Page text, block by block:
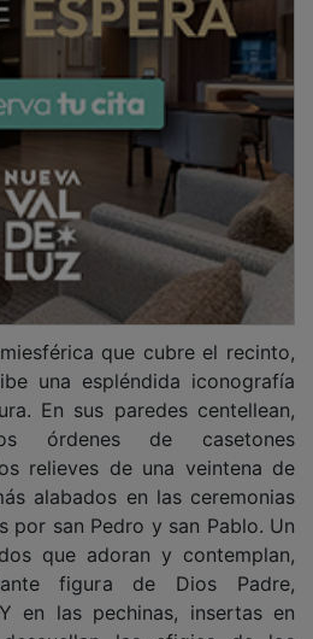
por san Pedro y san Pablo. Un
que adoran y contemplan,
figura de Dios Padre,
en las pechinas, insertas en
descuellan las efigies de los
de los relatos canónicos,
que los representan.